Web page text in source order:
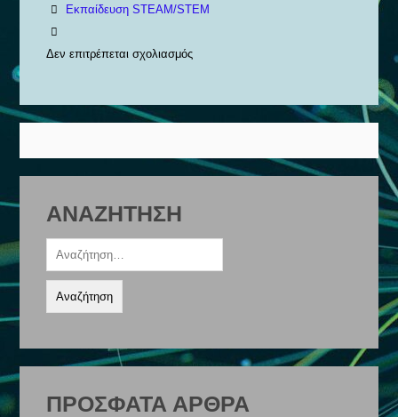
Εκπαίδευση STEAM/STEM
Δεν επιτρέπεται σχολιασμός
ΣΤΟΧΩΝ
ΣΥΜΜΕΤΟΧΗ
ΔΙΑΓΩΝΙΣΜΟ
BRAVO
SCHOOLS
ΑΝΑΖΗΤΗΣΗ
Αναζήτηση
για:
ΠΡΟΣΦΑΤΑ ΑΡΘΡΑ